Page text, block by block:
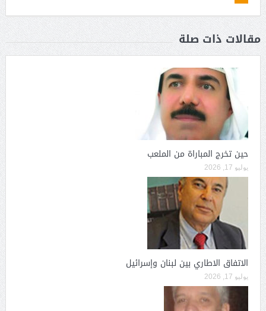
مقالات ذات صلة
حين تخرج المباراة من الملعب
يوليو 17, 2026
الاتفاق الاطاري بين لبنان وإسرائيل
يوليو 17, 2026